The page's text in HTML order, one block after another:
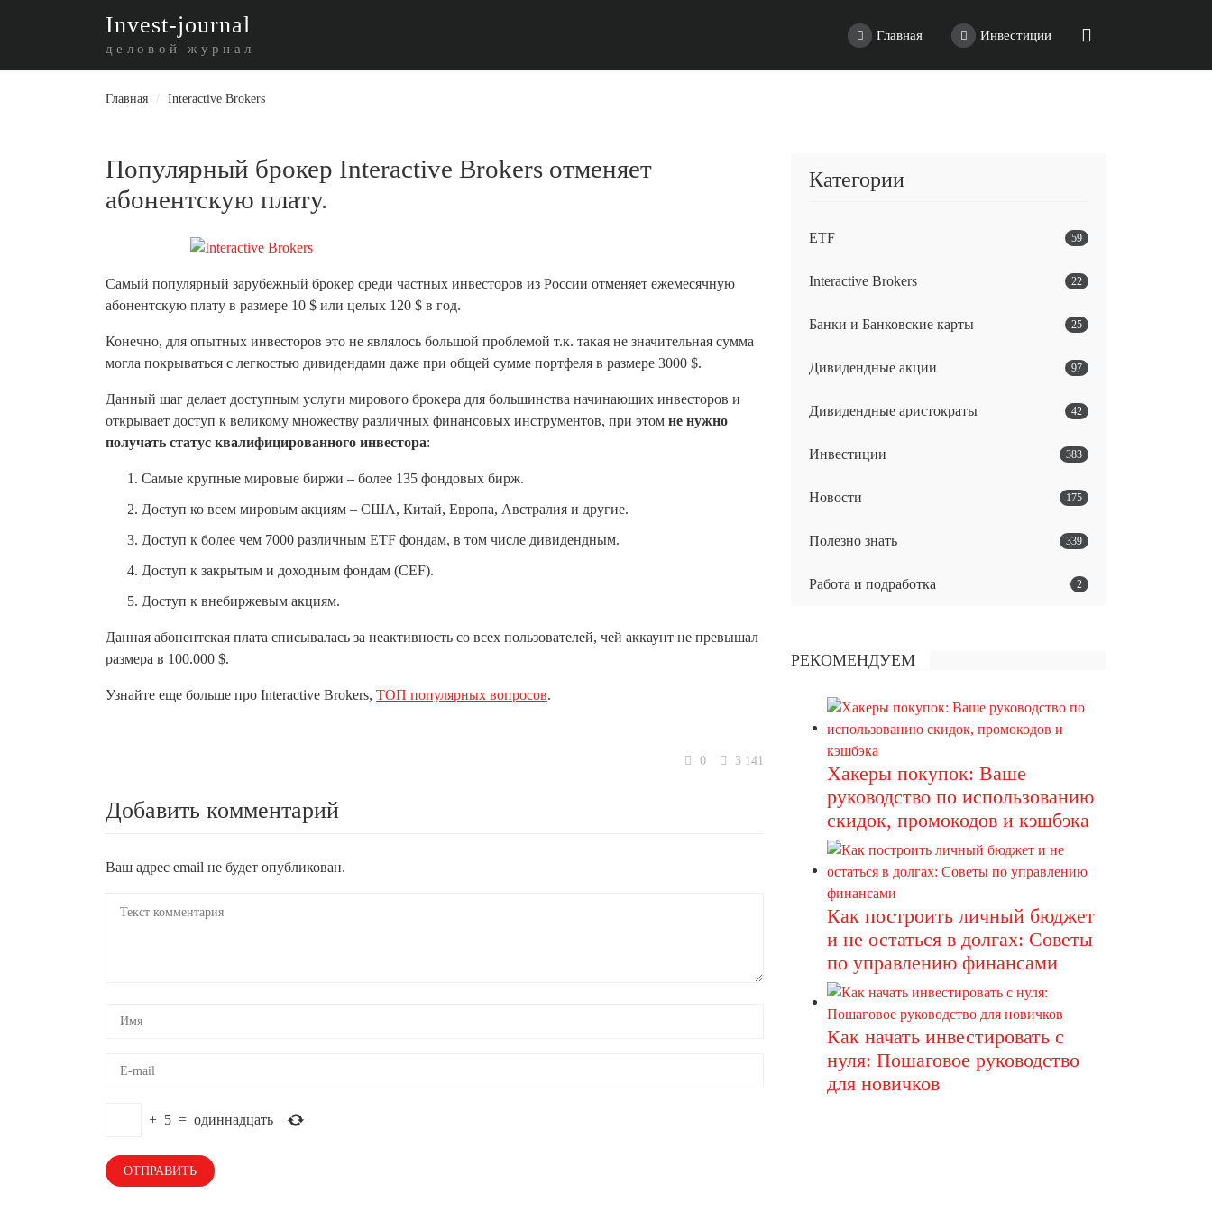
Invest-journal
деловой журнал
Главная Инвестиции
Главная / Interactive Brokers
Популярный брокер Interactive Brokers отменяет
абонентскую плату.
Самый популярный зарубежный брокер среди частных инвесторов из России отменяет ежемесячную
абонентскую плату в размере 10 $ или целых 120 $ в год.
Конечно, для опытных инвесторов это не являлось большой проблемой т.к. такая не значительная сумма
могла покрываться с легкостью дивидендами даже при общей сумме портфеля в размере 3000 $.
Данный шаг делает доступным услуги мирового брокера для большинства начинающих инвесторов и
открывает доступ к великому множеству различных финансовых инструментов, при этом не нужно
получать статус квалифицированного инвестора:
Самые крупные мировые биржи – более 135 фондовых бирж.
Доступ ко всем мировым акциям – США, Китай, Европа, Австралия и другие.
Доступ к более чем 7000 различным ETF фондам, в том числе дивидендным.
Доступ к закрытым и доходным фондам (CEF).
Доступ к внебиржевым акциям.
Данная абонентская плата списывалась за неактивность со всех пользователей, чей аккаунт не превышал
размера в 100.000 $.
Узнайте еще больше про Interactive Brokers, ТОП популярных вопросов.
0 3 141
Добавить комментарий
Ваш адрес email не будет опубликован.
+ 5 = одиннадцать
Категории
ETF 59
Interactive Brokers 22
Банки и Банковские карты 25
Дивидендные акции 97
Дивидендные аристократы 42
Инвестиции 383
Новости 175
Полезно знать 339
Работа и подработка 2
РЕКОМЕНДУЕМ
Хакеры покупок: Ваше
руководство по использованию
скидок, промокодов и кэшбэка
Как построить личный бюджет
и не остаться в долгах: Советы
по управлению финансами
Как начать инвестировать с
нуля: Пошаговое руководство
для новичков